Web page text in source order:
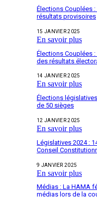
Élections Couplées
résultats provisoires
15 JANVIER 2025
En savoir plus
Élections Couplées
des résultats
14 JANVIER 2025
En savoir plus
Élections
de 50 sièges
12 JANVIER 2025
En savoir plus
Législatives 2024 :
Conseil
9 JANVIER 2025
En savoir plus
Médias : La HAMA
médias lors de la